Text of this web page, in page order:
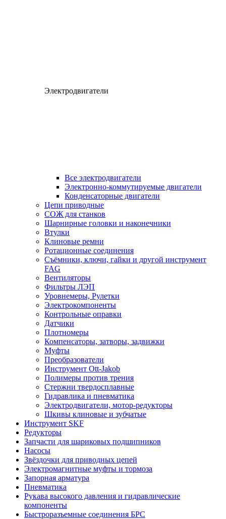
Электродвигатели
Все электродвигатели
Электронно-коммутируемые двигатели
Конденсаторные двигатели
Цепи приводные
СОЖ для станков
Шарнирные головки и наконечники
Втулки
Клиновые ремни
Ротационные соединения
Съёмники, ключи, гайки и другой инструмент
FAG
Вентиляторы
Фильтры ЛЭП
Уровнемеры, Рулетки
Электрокомпоненты
Контрольные оправки
Датчики
Плотномеры
Компенсаторы, затворы, задвижки
Муфты
Преобразователи
Инструмент Ott-Jakob
Полимеры против трения
Стержни твердосплавные
Гидравлика и пневматика
Электродвигатели, мотор-редукторы
Шкивы клиновые и зубчатые
Инструмент SKF
Редукторы
Запчасти для шариковых подшипников
Насосы
Звёздочки для приводных цепей
Электромагнитные муфты и тормоза
Запорная арматура
Пневматика
Рукава высокого давления и гидравлические
компоненты
Быстроразъемные соединения БРС